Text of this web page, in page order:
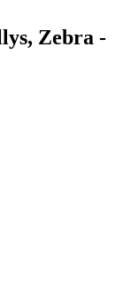
Zebra -